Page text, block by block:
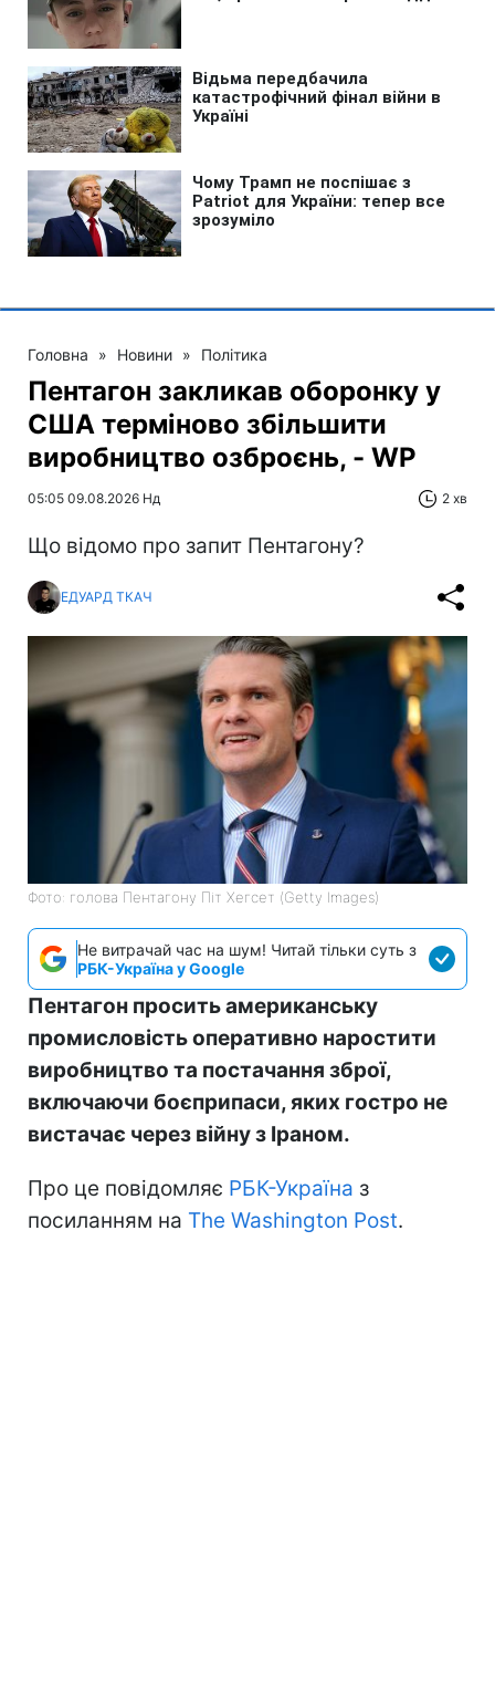
Головна » Новини » Політика
Пентагон закликав оборонку у
США терміново збільшити
виробництво озброєнь, - WP
05:05 09.08.2026 Нд 2 хв
Що відомо про запит Пентагону?
ЕДУАРД ТКАЧ
Фото: голова Пентагону Піт Хегсет (Getty Images)
Не витрачай час на шум! Читай тільки суть з
РБК-Україна у Google
Пентагон просить американську
промисловість оперативно наростити
виробництво та постачання зброї,
включаючи боєприпаси, яких гостро не
вистачає через війну з Іраном.
Про це повідомляє РБК-Україна з
посиланням на The Washington Post.